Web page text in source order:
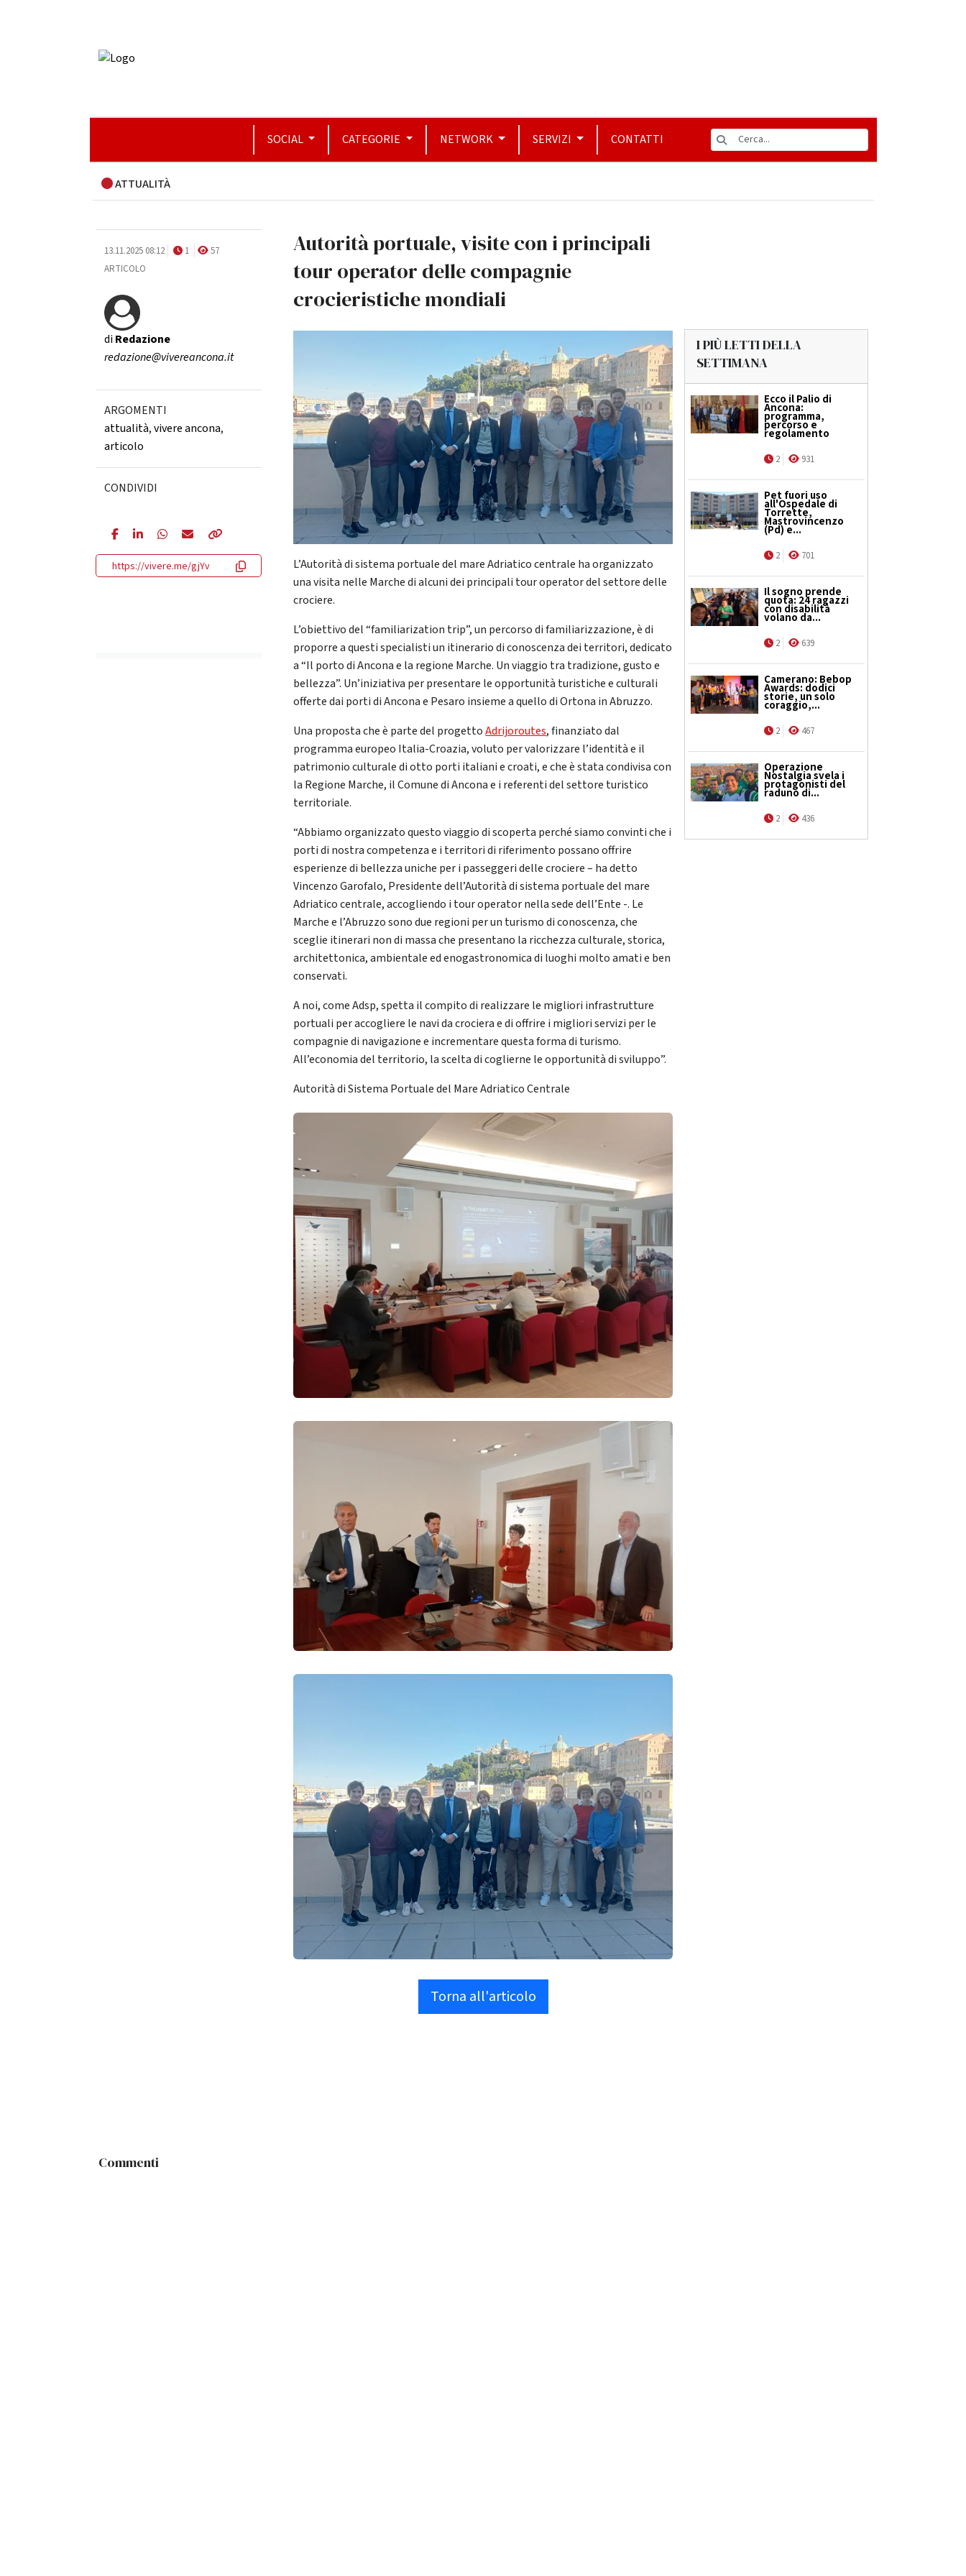
SOCIAL CATEGORIE NETWORK SERVIZI CONTATTI
ATTUALITÀ
13.11.2025 08:12 1
57
ARTICOLO
diRedazione
redazione@vivereancona.it
ARGOMENTI
attualità,vivere ancona,
articolo
CONDIVIDI
https://vivere.me/gjYv
Autorità portuale, visite con i principali
tour operator delle compagnie
crocieristiche mondiali
L’Autorità di sistema portuale del mare Adriatico centrale ha organizzato
una visita nelle Marche di alcuni dei principali tour operator del settore delle
crociere.
L’obiettivo del “familiarization trip”, un percorso di familiarizzazione, è di
proporre a questi specialisti un itinerario di conoscenza dei territori, dedicato
a “Il porto di Ancona e la regione Marche. Un viaggio tra tradizione, gusto e
bellezza”. Un’iniziativa per presentare le opportunità turistiche e culturali
offerte dai porti di Ancona e Pesaro insieme a quello di Ortona in Abruzzo.
Una proposta che è parte del progettoAdrijoroutes, finanziato dal
programma europeo Italia-Croazia, voluto per valorizzare l’identità e il
patrimonio culturale di otto porti italiani e croati, e che è stata condivisa con
la Regione Marche, il Comune di Ancona e i referenti del settore turistico
territoriale.
“Abbiamo organizzato questo viaggio di scoperta perché siamo convinti che i
porti di nostra competenza e i territori di riferimento possano offrire
esperienze di bellezza uniche per i passeggeri delle crociere – ha detto
Vincenzo Garofalo, Presidente dell’Autorità di sistema portuale del mare
Adriatico centrale, accogliendo i tour operator nella sede dell’Ente -. Le
Marche e l’Abruzzo sono due regioni per un turismo di conoscenza, che
sceglie itinerari non di massa che presentano la ricchezza culturale, storica,
architettonica, ambientale ed enogastronomica di luoghi molto amati e ben
conservati.
A noi, come Adsp, spetta il compito di realizzare le migliori infrastrutture
portuali per accogliere le navi da crociera e di offrire i migliori servizi per le
compagnie di navigazione e incrementare questa forma di turismo.
All’economia del territorio, la scelta di coglierne le opportunità di sviluppo”.
Autorità di Sistema Portuale del Mare Adriatico Centrale
Torna all'articolo
I PIÙ LETTI DELLA
SETTIMANA
Ecco il Palio di
Ancona:
programma,
percorso e
regolamento
2 931
Pet fuori uso
all'Ospedale di
Torrette,
Mastrovincenzo
(Pd) e...
2 701
Il sogno prende
quota: 24 ragazzi
con disabilità
volano da...
2 639
Camerano: Bebop
Awards: dodici
storie, un solo
coraggio,...
2 467
Operazione
Nostalgia svela i
protagonisti del
raduno di...
2 436
Commenti